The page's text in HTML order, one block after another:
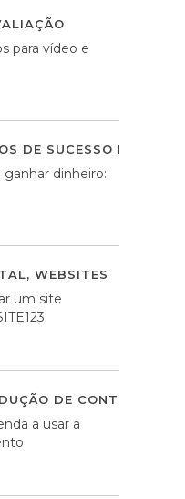
para vídeo e
DE SUCESSO DE
ganhar dinheiro:
, WEBSITES
um site
DE CONTEÚDOS
a usar a